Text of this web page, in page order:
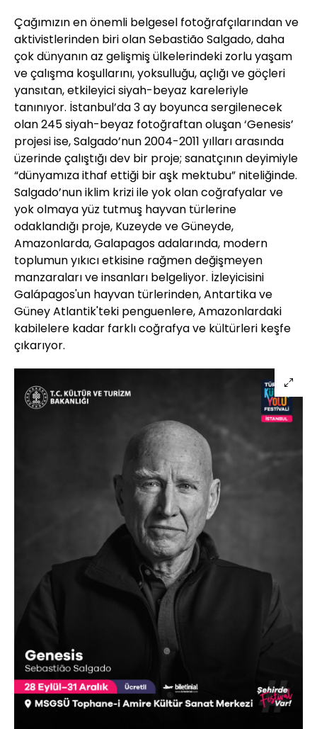
Çağımızın en önemli belgesel fotoğrafçılarından ve
aktivistlerinden biri olan Sebastião Salgado, daha
çok dünyanın az gelişmiş ülkelerindeki zorlu yaşam
ve çalışma koşullarını, yoksulluğu, açlığı ve göçleri
yansıtan, etkileyici siyah-beyaz kareleriyle
tanınıyor. İstanbul’da 3 ay boyunca sergilenecek
olan 245 siyah-beyaz fotoğraftan oluşan ‘Genesis’
projesi ise, Salgado’nun 2004-2011 yılları arasında
üzerinde çalıştığı dev bir proje; sanatçının deyimiyle
“dünyamıza ithaf ettiği bir aşk mektubu” niteliğinde.
Salgado’nun iklim krizi ile yok olan coğrafyalar ve
yok olmaya yüz tutmuş hayvan türlerine
odaklandığı proje, Kuzeyde ve Güneyde,
Amazonlarda, Galapagos adalarında, modern
toplumun yıkıcı etkisine rağmen değişmeyen
manzaraları ve insanları belgeliyor. İzleyicisini
Galápagos'un hayvan türlerinden, Antartika ve
Güney Atlantik'teki penguenlere, Amazonlardaki
kabilelere kadar farklı coğrafya ve kültürleri keşfe
çıkarıyor.